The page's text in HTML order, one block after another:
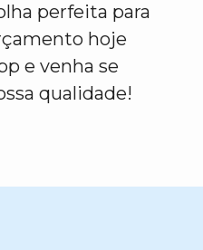
perfeita para
hoje
e venha se
qualidade!